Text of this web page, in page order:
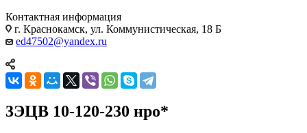
Контактная информация
г. Краснокамск, ул. Коммунистическая, 18 Б
ed47502@yandex.ru
3ЭЦВ 10-120-230 нро*